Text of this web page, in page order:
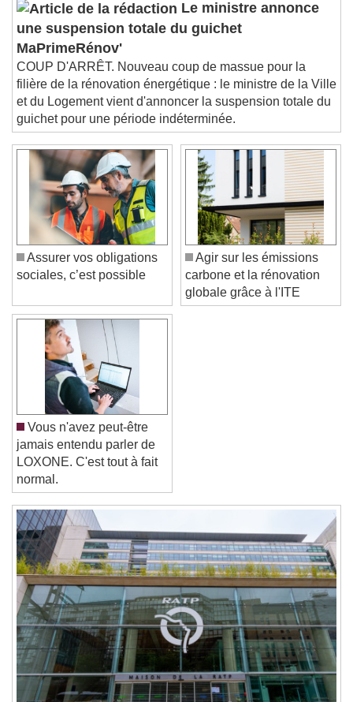
Picture-in-Picture
Fullscreen
This is a modal window.
Beginning of dialog window. Escape will cancel
and close the window.
Text
Color Opacity
Text Background
Color Opacity
Caption Area Background
Color Opacity
Font Size
Text Edge Style
Font Family
Reset
Done
Close Modal Dialog
End of dialog window.
Le ministre annonce
une suspension totale du guichet
MaPrimeRénov'
COUP D'ARRÊT. Nouveau coup de massue pour la
filière de la rénovation énergétique : le ministre de la Ville
et du Logement vient d'annoncer la suspension totale du
guichet pour une période indéterminée.
Assurer vos obligations
Agir sur les émissions
carbone et la rénovation
globale grâce à l'ITE
Vous n'avez peut-être
jamais entendu parler de
LOXONE. C'est tout à fait
normal.